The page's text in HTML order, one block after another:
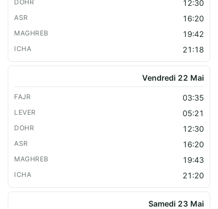
12:30
16:20
19:42
21:18
Vendredi 22 Mai
03:35
05:21
12:30
16:20
19:43
21:20
Samedi 23 Mai